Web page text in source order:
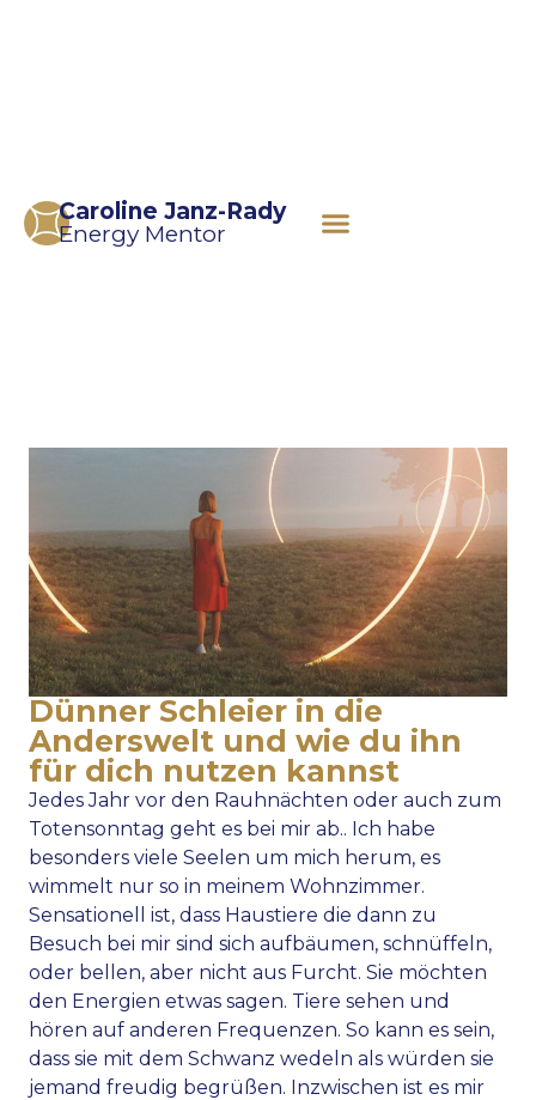
Caroline Janz-Rady
Energy Mentor
Jedes Jahr vor den Rauhnächten oder auch zum
Totensonntag geht es bei mir ab.. Ich habe
besonders viele Seelen um mich herum, es
wimmelt nur so in meinem Wohnzimmer.
Sensationell ist, dass Haustiere die dann zu
Besuch bei mir sind sich aufbäumen, schnüffeln,
oder bellen, aber nicht aus Furcht. Sie möchten
den Energien etwas sagen. Tiere sehen und
hören auf anderen Frequenzen. So kann es sein,
dass sie mit dem Schwanz wedeln als würden sie
jemand freudig begrüßen. Inzwischen ist es mir
Dünner Schleier in die
Anderswelt und wie du ihn
für dich nutzen kannst